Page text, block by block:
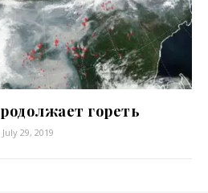
гореть
July 29, 2019